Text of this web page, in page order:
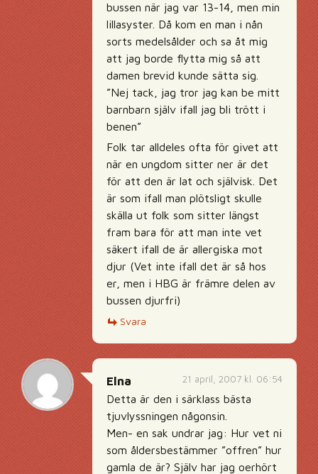
bussen när jag var 13-14, men min
lillasyster. Då kom en man i nån
sorts medelsålder och sa åt mig
att jag borde flytta mig så att
damen brevid kunde sätta sig.
”Nej tack, jag tror jag kan be mitt
barnbarn själv ifall jag bli trött i
benen”
Folk tar alldeles ofta för givet att
när en ungdom sitter ner är det
för att den är lat och självisk. Det
är som ifall man plötsligt skulle
skälla ut folk som sitter längst
fram bara för att man inte vet
säkert ifall de är allergiska mot
djur (Vet inte ifall det är så hos
er, men i HBG är främre delen av
bussen djurfri)
Svara
21 april, 2007 kl. 06:54
Elna
Detta är den i särklass bästa
tjuvlyssningen någonsin.
Men- en sak undrar jag: Hur vet ni
som åldersbestämmer ”offren” hur
gamla de är? Själv har jag oerhört